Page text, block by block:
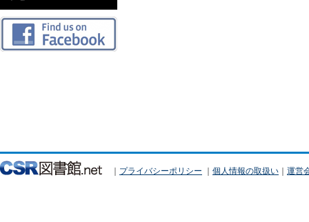
｜ プライバシーポリシー ｜ 個人情報の取扱い ｜ 運営